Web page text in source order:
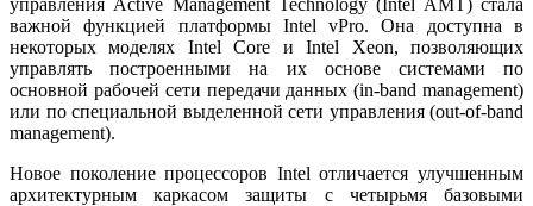
управления Active Management Technology (Intel AMT) стала
важной функцией платформы Intel vPro. Она доступна в
некоторых моделях Intel Core и Intel Xeon, позволяющих
управлять построенными на их основе системами по
основной рабочей сети передачи данных (in-band ma­nagement)
или по специальной выделенной сети управления (out-of-band
management).
Новое поколение процессоров Intel отличается улучшенным
архитектурным каркасом защиты с четырьмя базовыми